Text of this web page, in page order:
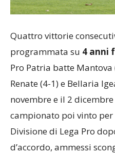
Quattro vittorie
programmata su 4 anni
Pro Patria batte Mantova
Renate (4-1) e Bellaria
novembre e il 2
campionato poi vinto
Divisione di Lega Pro
d’accordo, ammessi